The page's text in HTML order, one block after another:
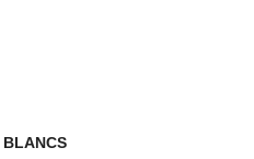
BLANCS